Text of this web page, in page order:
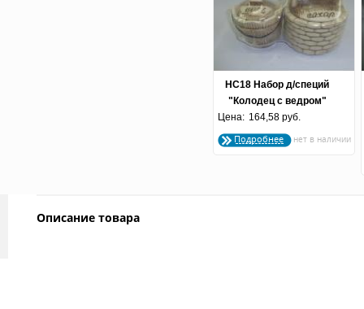
НС18 Набор д/специй
"Колодец с ведром"
2пред
Цена: 164,58 руб.
Подробнее
Описание товара